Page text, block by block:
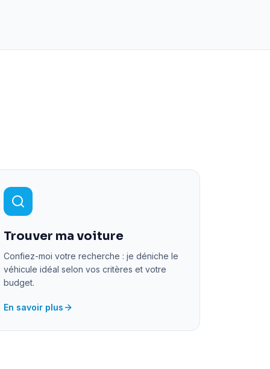
Trouver ma voiture
Confiez-moi votre recherche : je déniche le
véhicule idéal selon vos critères et votre
budget.
En savoir plus